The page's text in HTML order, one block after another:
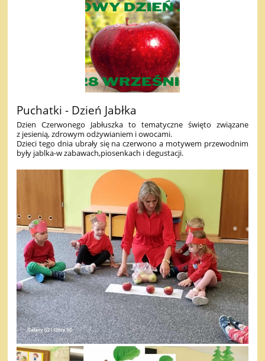
Puchatki - Dzień Jabłka
Dzien Czerwonego Jabłuszka to tematyczne święto związane
z jesienią, zdrowym odżywianiem i owocami.
Dzieci tego dnia ubrały się na czerwono a motywem przewodnim
były jablka-w zabawach,piosenkach i degustacji.